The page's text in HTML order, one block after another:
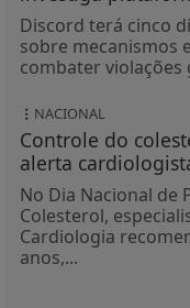
Discord terá cinco
sobre mecanismos
combater violações
NACIONAL
Controle do
alerta
No Dia Nacional de
Colesterol,
Cardiologia
anos,...